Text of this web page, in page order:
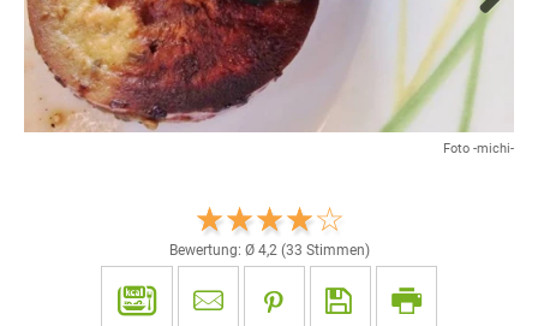
Foto -michi-
Next
Bewertung: Ø 4,2(33 Stimmen)